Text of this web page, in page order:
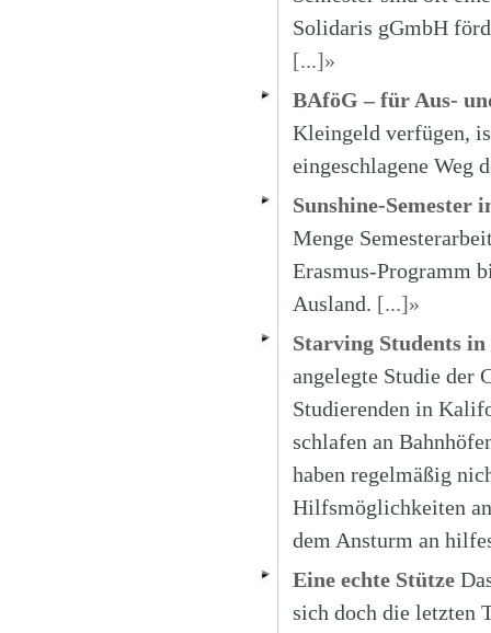
Solidaris gGmbH
[...]»
BAföG – für Aus-
Kleingeld verfügen,
eingeschlagene Weg
Sunshine-Semester
Menge
Erasmus-Programm
Ausland. [...]»
Starving Students
angelegte Studie der
Studierenden in
schlafen an
haben regelmäßig
Hilfsmöglichkeiten
dem Ansturm an
Eine echte Stütze
sich doch die letzten